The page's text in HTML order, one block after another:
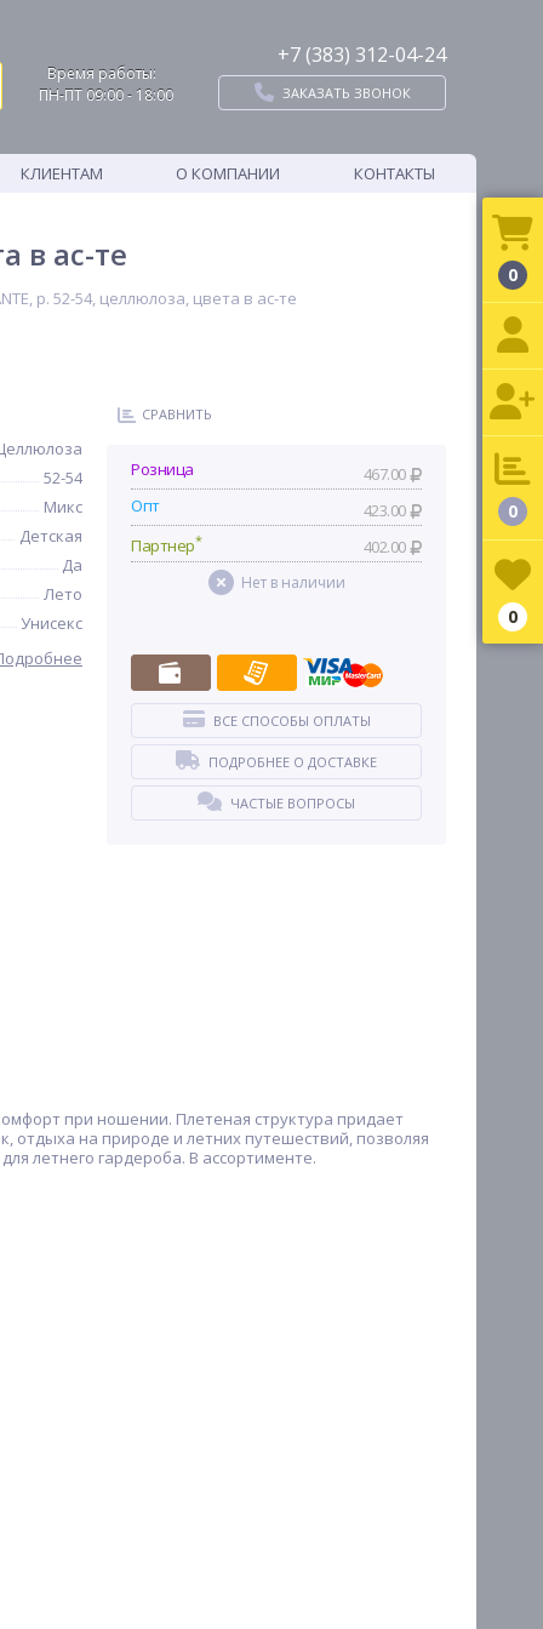
Время работы:
ПН-ПТ 09:00 - 18:00
+7 (383) 312-04-24
ЗАКАЗАТЬ ЗВОНОК
КЛИЕНТАМ О КОМПАНИИ КОНТАКТЫ
в ас-те
р. 52-54, целлюлоза, цвета в ас-те
52-54
Микс
Детская
Да
Лето
Унисекс
СРАВНИТЬ
Розница
467.00
Опт
423.00
Партнер* 402.00
Нет в наличии
ВСЕ СПОСОБЫ ОПЛАТЫ
ПОДРОБНЕЕ О ДОСТАВКЕ
ЧАСТЫЕ ВОПРОСЫ
при ношении. Плетеная структура придает
на природе и летних путешествий, позволяя
летнего гардероба. В ассортименте.
0
0
0